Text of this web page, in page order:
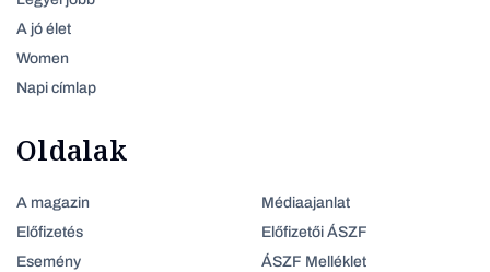
A jó élet
Women
Napi címlap
Oldalak
A magazin
Előfizetés
Esemény
Médiaajanlat
Előfizetői ÁSZF
ÁSZF Melléklet